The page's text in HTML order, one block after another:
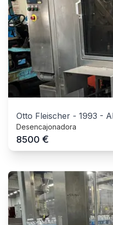
Otto Fleischer - 1993 -
Desencajonadora
8500 €